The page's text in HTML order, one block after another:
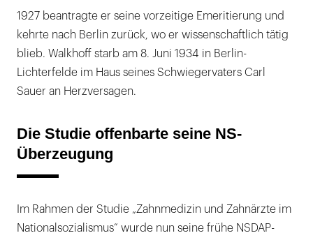
1927 beantragte er seine vorzeitige Emeritierung und
kehrte nach Berlin zurück, wo er wissenschaftlich tätig
blieb. Walkhoff starb am 8. Juni 1934 in Berlin-
Lichterfelde im Haus seines Schwiegervaters Carl
Sauer an Herzversagen.
Die Studie offenbarte seine NS-
Überzeugung
Im Rahmen der Studie „Zahnmedizin und Zahnärzte im
Nationalsozialismus“ wurde nun seine frühe NSDAP-